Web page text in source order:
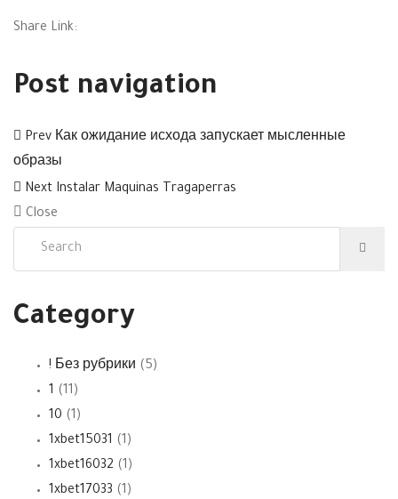
Share Link:
Post navigation
Prev Как ожидание исхода запускает мысленные
образы
Next Instalar Maquinas Tragaperras
Close
Category
! Без рубрики (5)
1 (11)
10 (1)
1xbet15031 (1)
1xbet16032 (1)
1xbet17033 (1)